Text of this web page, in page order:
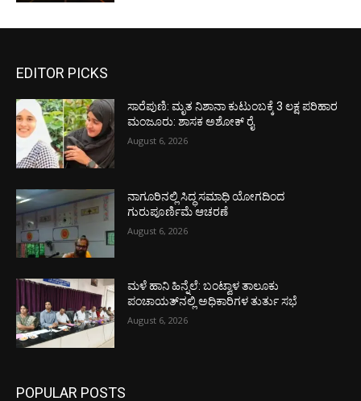
EDITOR PICKS
ಸಾರೆಪುಣಿ: ಮೃತ ನಿಶಾನಾ ಕುಟುಂಬಕ್ಕೆ 3 ಲಕ್ಷ ಪರಿಹಾರ
ಮಂಜೂರು: ಶಾಸಕ ಅಶೋಕ್ ರೈ
August 6, 2026
ನಾಗೂರಿನಲ್ಲಿ ಸಿದ್ಧ ಸಮಾಧಿ ಯೋಗದಿಂದ
ಗುರುಪೂರ್ಣಿಮೆ ಆಚರಣೆ
August 6, 2026
ಮಳೆ ಹಾನಿ ಹಿನ್ನೆಲೆ: ಬಂಟ್ವಾಳ ತಾಲೂಕು
ಪಂಚಾಯತ್‌ನಲ್ಲಿ ಅಧಿಕಾರಿಗಳ ತುರ್ತು ಸಭೆ
August 6, 2026
POPULAR POSTS